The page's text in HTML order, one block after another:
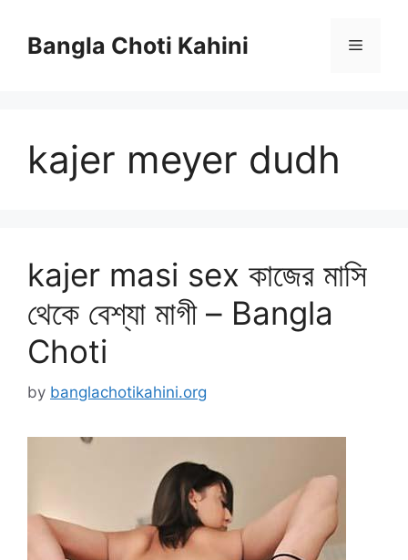
contentBangla Choti Kahini Menu
kajer meyer dudh
kajer masi sex কাজের মাসি
থেকে বেশ্যা মাগী – Bangla
Choti
by banglachotikahini.org